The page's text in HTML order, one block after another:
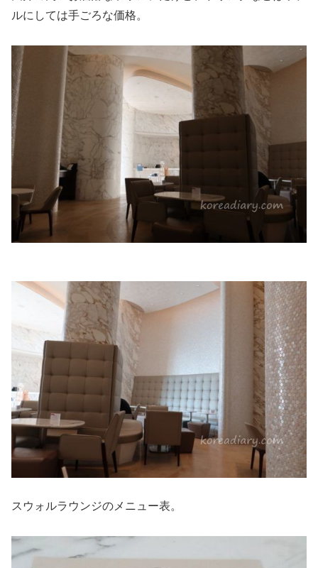
ルにしては手ごろな価格。
スウォルラウンジのメニュー表。